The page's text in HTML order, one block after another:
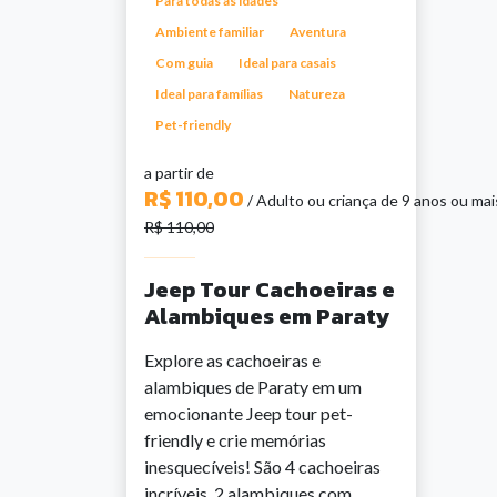
Ambiente familiar
Aventura
Com guia
Ideal para casais
Ideal para famílias
Natureza
Pet-friendly
a partir de
R$ 110,00 / Adulto ou criança de 9 anos ou
R$ 110,00
Jeep Tour Cachoeiras e
Alambiques em Paraty
Explore as cachoeiras e
alambiques de Paraty em um
emocionante Jeep tour pet-
friendly e crie memórias
inesquecíveis! São 4 cachoeiras